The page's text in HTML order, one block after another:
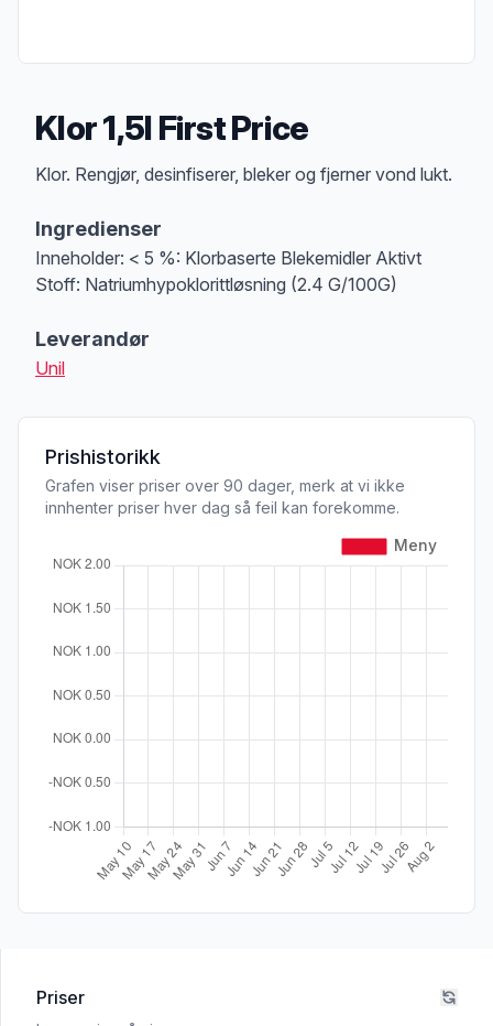
Klor 1,5l First Price
Produktbeskrivelse
Klor. Rengjør, desinfiserer, bleker og fjerner vond lukt.
Ingredienser
Inneholder: < 5 %: Klorbaserte Blekemidler Aktivt
Stoff: Natriumhypoklorittløsning (2.4 G/100G)
Leverandør
Unil
Prishistorikk
Grafen viser priser over 90 dager, merk at vi ikke
innhenter priser hver dag så feil kan forekomme.
Priser